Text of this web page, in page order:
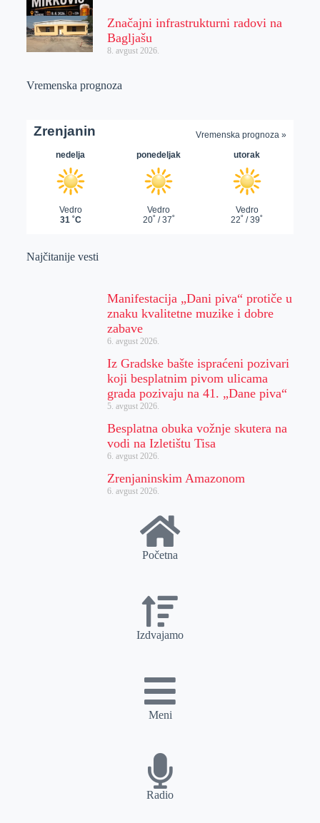
Značajni infrastrukturni radovi na
Bagljašu
8. avgust 2026.
Vremenska prognoza
Najčitanije vesti
Manifestacija „Dani piva“ protiče u
znaku kvalitetne muzike i dobre
zabave
6. avgust 2026.
Iz Gradske bašte ispraćeni pozivari
koji besplatnim pivom ulicama
grada pozivaju na 41. „Dane piva“
5. avgust 2026.
Besplatna obuka vožnje skutera na
vodi na Izletištu Tisa
6. avgust 2026.
Zrenjaninskim Amazonom
6. avgust 2026.
Početna
Izdvajamo
Meni
Radio